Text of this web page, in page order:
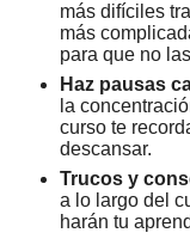
más difíciles
más
para que no
Haz pausas
la
curso te
descansar.
Trucos y
a lo largo del
harán tu